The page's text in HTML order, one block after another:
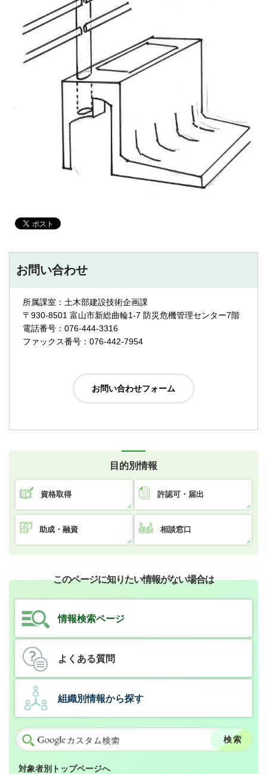
お問い合わせ
所属課室：土木部建設技術企画課
〒930-8501 富山市新総曲輪1-7 防災危機管理センター7階
電話番号：076-444-3316
ファックス番号：076-442-7954
目的別情報
資格取得 許認可・届出
助成・融資 相談窓口
このページに知りたい情報がない場合は
情報検索ページ
よくある質問
組織別情報から探す
対象者別トップページへ